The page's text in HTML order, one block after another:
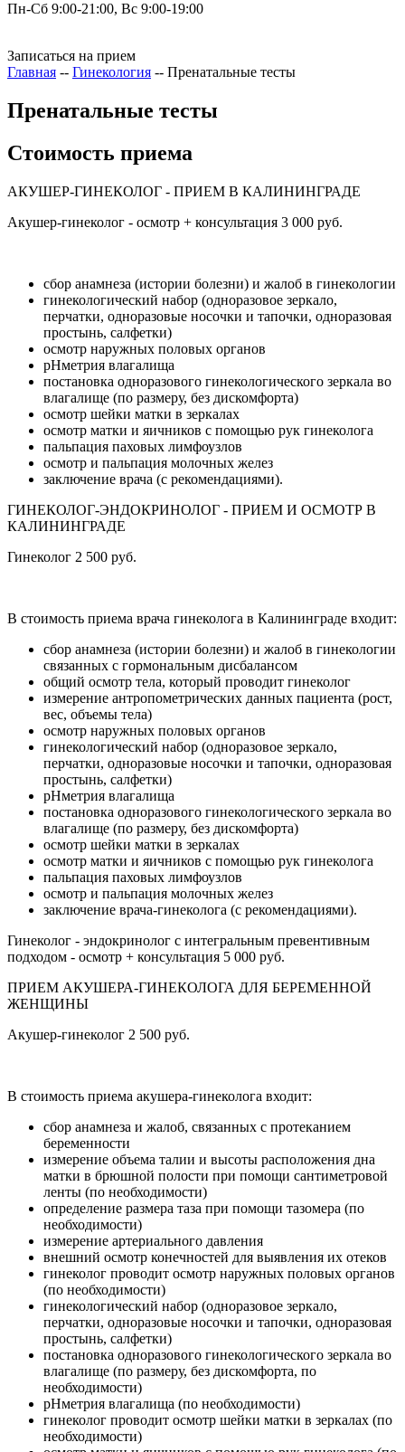
Пн-Сб 9:00-21:00, Вс 9:00-19:00
Записаться на прием
Главная -- Гинекология -- Пренатальные тесты
Пренатальные тесты
Стоимость приема
АКУШЕР-ГИНЕКОЛОГ - ПРИЕМ В КАЛИНИНГРАДЕ
Акушер-гинеколог - осмотр + консультация 3 000 руб.
сбор анамнеза (истории болезни) и жалоб в гинекологии
гинекологический набор (одноразовое зеркало,
перчатки, одноразовые носочки и тапочки, одноразовая
простынь, салфетки)
осмотр наружных половых органов
pHметрия влагалища
постановка одноразового гинекологического зеркала во
влагалище (по размеру, без дискомфорта)
осмотр шейки матки в зеркалах
осмотр матки и яичников с помощью рук гинеколога
пальпация паховых лимфоузлов
осмотр и пальпация молочных желез
заключение врача (с рекомендациями).
ГИНЕКОЛОГ-ЭНДОКРИНОЛОГ - ПРИЕМ И ОСМОТР В
КАЛИНИНГРАДЕ
Гинеколог 2 500 руб.
В стоимость приема врача гинеколога в Калининграде входит:
сбор анамнеза (истории болезни) и жалоб в гинекологии
связанных с гормональным дисбалансом
общий осмотр тела, который проводит гинеколог
измерение антропометрических данных пациента (рост,
вес, объемы тела)
осмотр наружных половых органов
гинекологический набор (одноразовое зеркало,
перчатки, одноразовые носочки и тапочки, одноразовая
простынь, салфетки)
pHметрия влагалища
постановка одноразового гинекологического зеркала во
влагалище (по размеру, без дискомфорта)
осмотр шейки матки в зеркалах
осмотр матки и яичников с помощью рук гинеколога
пальпация паховых лимфоузлов
осмотр и пальпация молочных желез
заключение врача-гинеколога (с рекомендациями).
Гинеколог - эндокринолог с интегральным превентивным
подходом - осмотр + консультация 5 000 руб.
ПРИЕМ АКУШЕРА-ГИНЕКОЛОГА ДЛЯ БЕРЕМЕННОЙ
ЖЕНЩИНЫ
Акушер-гинеколог 2 500 руб.
В стоимость приема акушера-гинеколога входит:
сбор анамнеза и жалоб, связанных с протеканием
беременности
измерение объема талии и высоты расположения дна
матки в брюшной полости при помощи сантиметровой
ленты (по необходимости)
определение размера таза при помощи тазомера (по
необходимости)
измерение артериального давления
внешний осмотр конечностей для выявления их отеков
гинеколог проводит осмотр наружных половых органов
(по необходимости)
гинекологический набор (одноразовое зеркало,
перчатки, одноразовые носочки и тапочки, одноразовая
простынь, салфетки)
постановка одноразового гинекологического зеркала во
влагалище (по размеру, без дискомфорта, по
необходимости)
pHметрия влагалища (по необходимости)
гинеколог проводит осмотр шейки матки в зеркалах (по
необходимости)